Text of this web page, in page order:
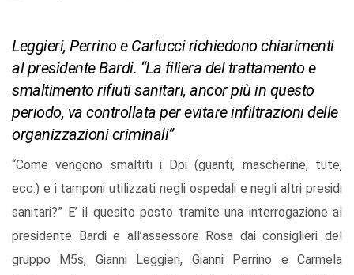
Leggieri, Perrino e Carlucci richiedono chiarimenti
al presidente Bardi. “La filiera del trattamento e
smaltimento rifiuti sanitari, ancor più in questo
periodo, va controllata per evitare infiltrazioni delle
organizzazioni criminali”
“Come vengono smaltiti i Dpi (guanti, mascherine, tute,
ecc.) e i tamponi utilizzati negli ospedali e negli altri presidi
sanitari?” E’ il quesito posto tramite una interrogazione al
presidente Bardi e all’assessore Rosa dai consiglieri del
gruppo M5s, Gianni Leggieri, Gianni Perrino e Carmela